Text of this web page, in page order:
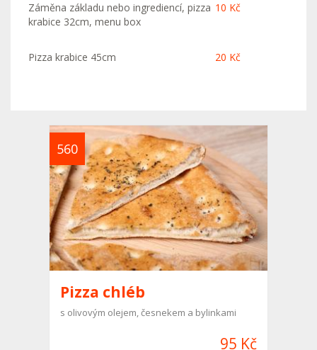
Záměna základu nebo ingrediencí, pizza
krabice 32cm, menu box
10 Kč
Pizza krabice 45cm 20 Kč
560
Pizza chléb
s olivovým olejem, česnekem a bylinkami
95 Kč